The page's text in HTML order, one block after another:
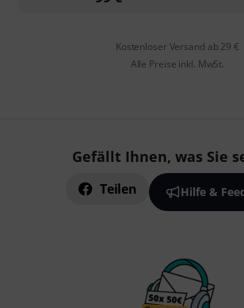
Kostenloser Versand ab 29 €
Alle Preise inkl. MwSt.
Gefällt Ihnen, was Sie
Teilen Hilfe &